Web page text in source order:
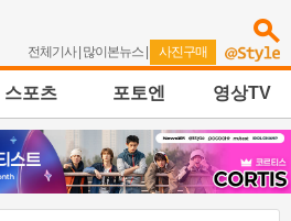
전체기사| 많이본뉴스 | 사진구매
스포츠 포토엔 영상TV